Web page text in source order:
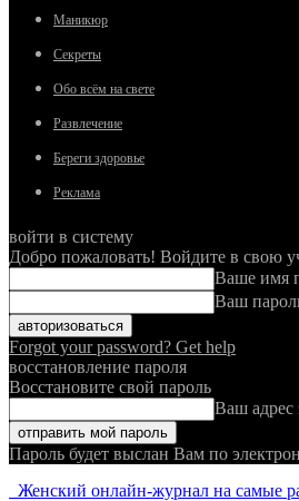
Маникюр
Секреты
Обо всём на свете
Развлечение
Береги здоровье
Реклама
войти в систему
Добро пожаловать! Войдите в свою
Ваше имя
Ваш
Forgot your password? Get help
восстановление пароля
Восстановите свой пароль
Ваш адрес
Пароль будет выслан Вам по
Женский онлайн-журнал на самые